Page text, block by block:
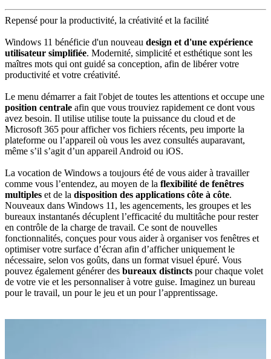
Repensé pour la productivité, la créativité et la facilité
Windows 11 bénéficie d'un nouveau design et d'une expérience
utilisateur simplifiée. Modernité, simplicité et esthétique sont les
maîtres mots qui ont guidé sa conception, afin de libérer votre
productivité et votre créativité.
Le menu démarrer a fait l'objet de toutes les attentions et occupe une
position centrale afin que vous trouviez rapidement ce dont vous
avez besoin. Il utilise utilise toute la puissance du cloud et de
Microsoft 365 pour afficher vos fichiers récents, peu importe la
plateforme ou l’appareil où vous les avez consultés auparavant,
même s’il s’agit d’un appareil Android ou iOS.
La vocation de Windows a toujours été de vous aider à travailler
comme vous l’entendez, au moyen de la flexibilité de fenêtres
multiples et de la disposition des applications côte à côte.
Nouveaux dans Windows 11, les agencements, les groupes et les
bureaux instantanés décuplent l’efficacité du multitâche pour rester
en contrôle de la charge de travail. Ce sont de nouvelles
fonctionnalités, conçues pour vous aider à organiser vos fenêtres et
optimiser votre surface d’écran afin d’afficher uniquement le
nécessaire, selon vos goûts, dans un format visuel épuré. Vous
pouvez également générer des bureaux distincts pour chaque volet
de votre vie et les personnaliser à votre guise. Imaginez un bureau
pour le travail, un pour le jeu et un pour l’apprentissage.